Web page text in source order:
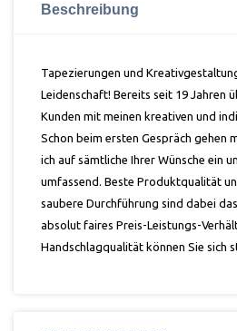
Beschreibung
Tapezierungen und
Leidenschaft! Bereits seit 19 Jahren
Kunden mit meinen kreativen und
Schon beim ersten Gespräch gehen
ich auf sämtliche Ihrer Wünsche ein
umfassend. Beste Produktqualität
saubere Durchführung sind dabei das
absolut faires Preis-Leistungs-
Handschlagqualität können Sie sich